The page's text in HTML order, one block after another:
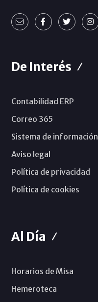
De Interés
Contabilidad ERP
Correo 365
Sistema de información
Aviso legal
Política de privacidad
Política de cookies
Al Día
Horarios de Misa
Hemeroteca